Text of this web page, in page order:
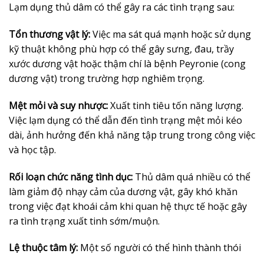
Lạm dụng thủ dâm có thể gây ra các tình trạng sau:
Tổn thương vật lý:Việc ma sát quá mạnh hoặc sử dụng
kỹ thuật không phù hợp có thể gây sưng, đau, trầy
xước dương vật hoặc thậm chí là bệnh Peyronie (cong
dương vật) trong trường hợp nghiêm trọng.
Mệt mỏi và suy nhược:Xuất tinh tiêu tốn năng lượng.
Việc lạm dụng có thể dẫn đến tình trạng mệt mỏi kéo
dài, ảnh hưởng đến khả năng tập trung trong công việc
và học tập.
Rối loạn chức năng tình dục: Thủ dâm quá nhiều có thể
làm giảm độ nhạy cảm của dương vật, gây khó khăn
trong việc đạt khoái cảm khi quan hệ thực tế hoặc gây
ra tình trạng xuất tinh sớm/muộn.
Lệ thuộc tâm lý: Một số người có thể hình thành thói